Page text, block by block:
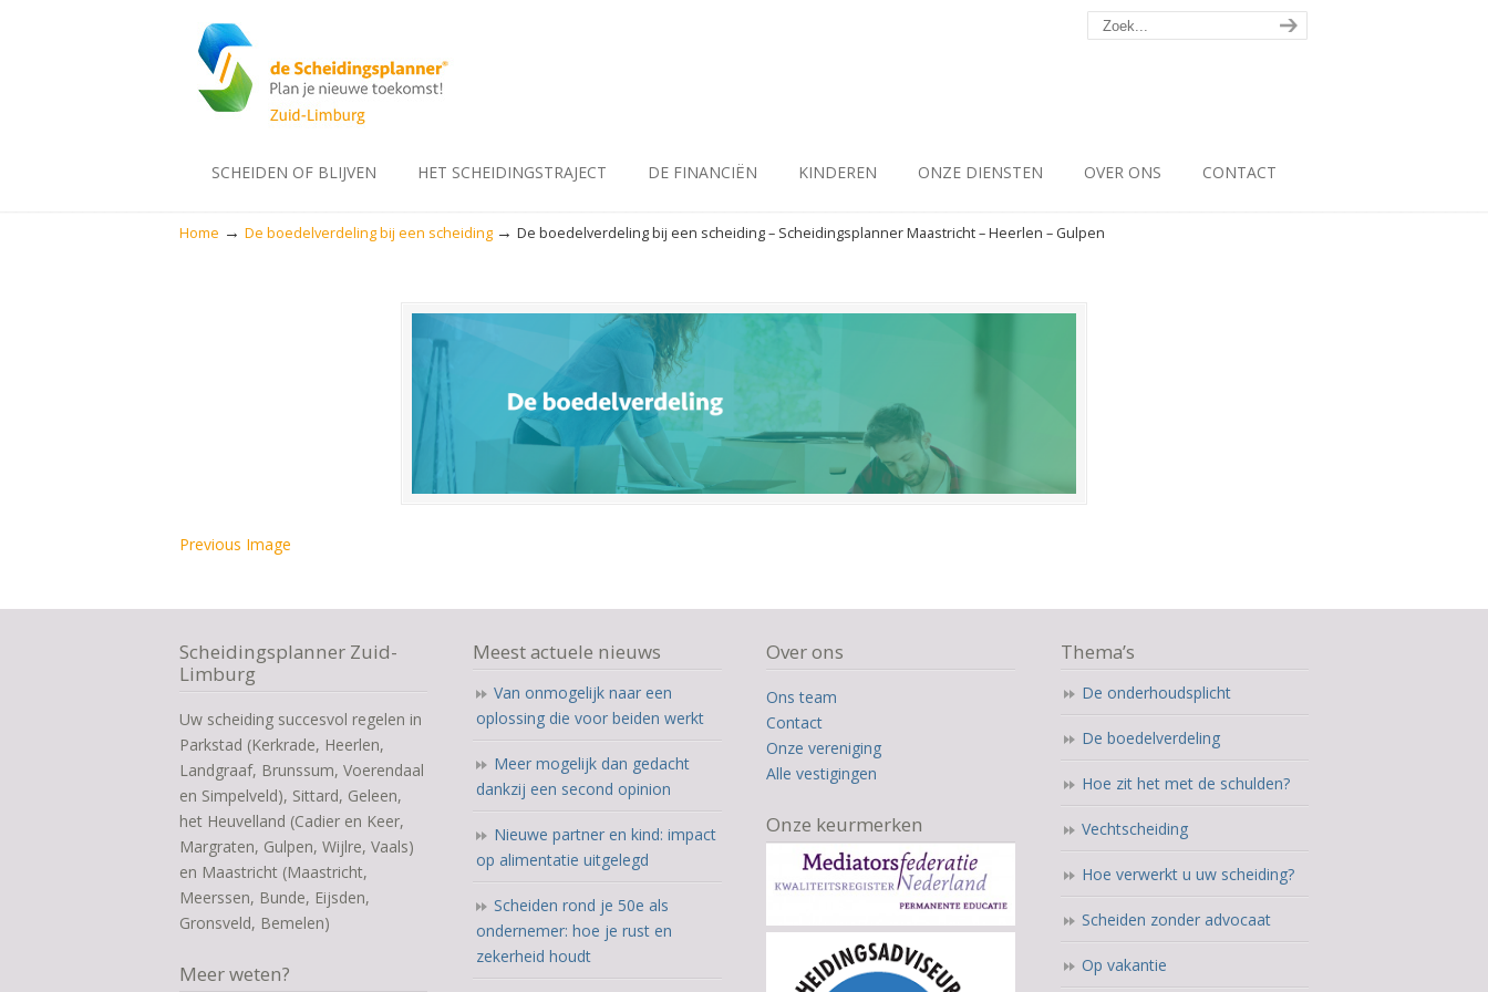
SCHEIDEN OF BLIJVEN HET SCHEIDINGSTRAJECT DE FINANCIËN KINDEREN ONZE DIENSTEN OVER ONS CONTACT
Home → De boedelverdeling bij een scheiding → De boedelverdeling bij een scheiding – Scheidingsplanner Maastricht – Heerlen – Gulpen
Previous Image
Scheidingsplanner Zuid-
Limburg
Uw scheiding succesvol regelen in
Parkstad (Kerkrade, Heerlen,
Landgraaf, Brunssum, Voerendaal
en Simpelveld), Sittard, Geleen,
het Heuvelland (Cadier en Keer,
Margraten, Gulpen, Wijlre, Vaals)
en Maastricht (Maastricht,
Meerssen, Bunde, Eijsden,
Gronsveld, Bemelen)
Meer weten?
Meest actuele nieuws
Van onmogelijk naar een
oplossing die voor beiden werkt
Meer mogelijk dan gedacht
dankzij een second opinion
Nieuwe partner en kind: impact
op alimentatie uitgelegd
Scheiden rond je 50e als
ondernemer: hoe je rust en
zekerheid houdt
Over ons
Ons team
Contact
Onze vereniging
Alle vestigingen
Onze keurmerken
Thema’s
De onderhoudsplicht
De boedelverdeling
Hoe zit het met de schulden?
Vechtscheiding
Hoe verwerkt u uw scheiding?
Scheiden zonder advocaat
Op vakantie